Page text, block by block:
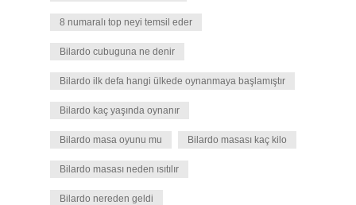
8 numaralı top neyi temsil eder
Bilardo cubuguna ne denir
Bilardo ilk defa hangi ülkede oynanmaya başlamıştır
Bilardo kaç yaşında oynanır
Bilardo masa oyunu mu Bilardo masası kaç kilo
Bilardo masası neden ısıtılır
Bilardo nereden geldi